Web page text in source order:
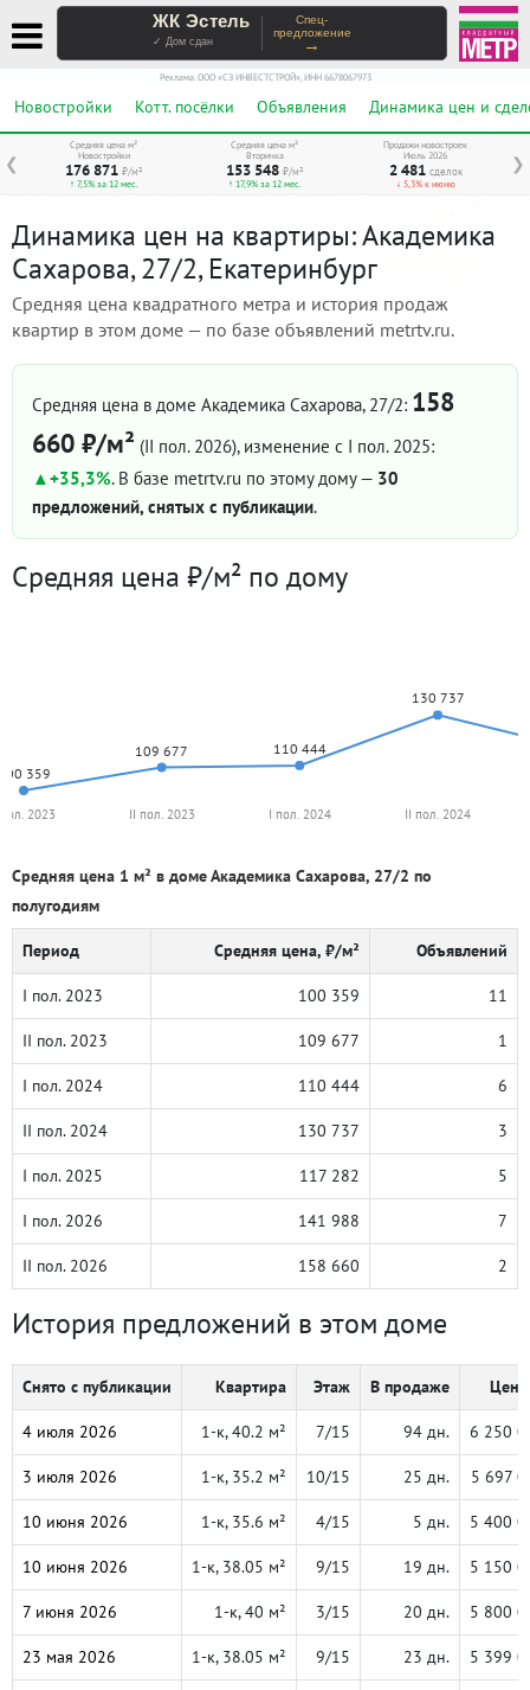
ЖК Эстель
✓ Дом сдан
Спец-
предложение
→
Реклама. ООО «СЗ ИНВЕСТСТРОЙ», ИНН 6678067973
Новостройки Котт. посёлки Объявления Динамика цен и
❮ ❯
Средняя цена м²
Новостройки
176 871 ₽/м²
↑ 7,5% за 12 мес.
Средняя цена м²
Вторичка
153 548 ₽/м²
↑ 17,9% за 12 мес.
Продажи новостроек
Июль 2026
2 481 сделок
↓ 5,3% к июню
Динамика цен на квартиры: Академика
Сахарова, 27/2, Екатеринбург
Средняя цена квадратного метра и история продаж
квартир в этом доме — по базе объявлений metrtv.ru.
Средняя цена в доме Академика Сахарова, 27/2: 158
660 ₽/м² (II пол. 2026), изменение с I пол. 2025:
+35,3%. В базе metrtv.ru по этому дому — 30
предложений, снятых с публикации.
Средняя цена ₽/м² по дому
359
109 677 110 444
130 737
2023 II пол. 2023 I пол. 2024 II пол. 2024
Средняя цена 1 м² в доме Академика Сахарова, 27/2 по
полугодиям
Период Средняя цена, ₽/м² Объявлений
I пол. 2023 100 359 11
II пол. 2023 109 677 1
I пол. 2024 110 444 6
II пол. 2024 130 737 3
I пол. 2025 117 282 5
I пол. 2026 141 988 7
II пол. 2026 158 660 2
История предложений в этом доме
Снято с публикации Квартира Этаж В продаже
4 июля 2026 1-к, 40.2 м² 7/15 94 дн. 6 250
3 июля 2026 1-к, 35.2 м² 10/15 25 дн. 5 697
10 июня 2026 1-к, 35.6 м² 4/15 5 дн. 5 400
10 июня 2026 1-к, 38.05 м² 9/15 19 дн. 5 150
7 июня 2026 1-к, 40 м² 3/15 20 дн. 5 800
23 мая 2026 1-к, 38.05 м² 9/15 23 дн. 5 399